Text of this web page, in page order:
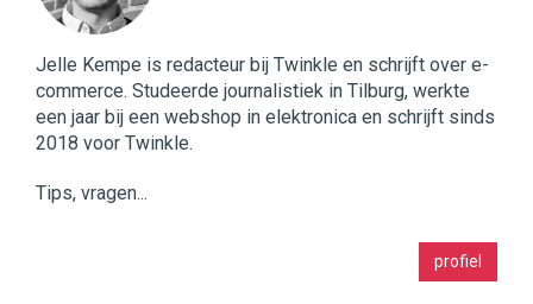
Jelle Kempe is redacteur bij Twinkle en schrijft over e-
commerce. Studeerde journalistiek in Tilburg, werkte
een jaar bij een webshop in elektronica en schrijft sinds
2018 voor Twinkle.
Tips, vragen...
profiel